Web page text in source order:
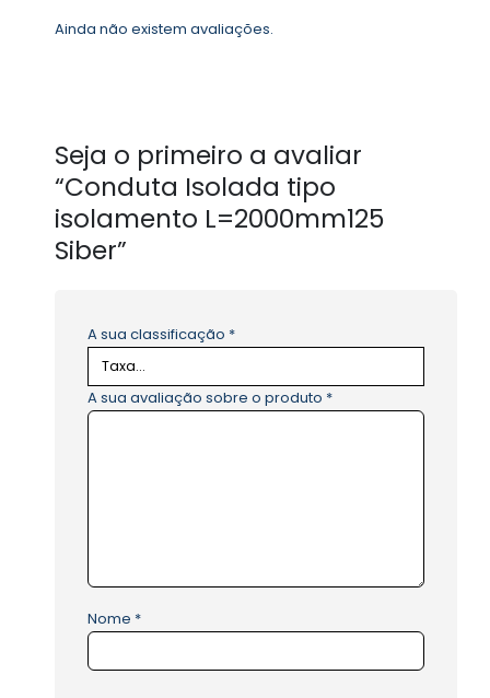
Ainda não existem avaliações.
Seja o primeiro a avaliar
“Conduta Isolada tipo
isolamento L=2000mm125
Siber”
A sua classificação *
A sua avaliação sobre o produto *
Nome *